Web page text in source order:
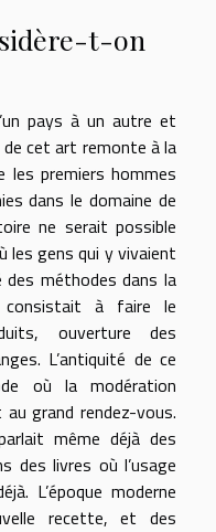
t-on
pays à un autre et
de cet art remonte à la
premiers hommes
dans le domaine de
ne serait possible
les gens qui y vivaient
méthodes dans la
consistait à faire le
ouverture des
L’antiquité de ce
où la modération
grand rendez-vous.
même déjà des
des livres où l’usage
L’époque moderne
recette, et des